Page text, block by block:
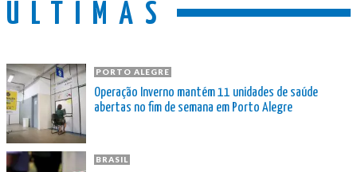
ÚLTIMAS
PORTO ALEGRE
Operação Inverno mantém 11 unidades de saúde
abertas no fim de semana em Porto Alegre
BRASIL